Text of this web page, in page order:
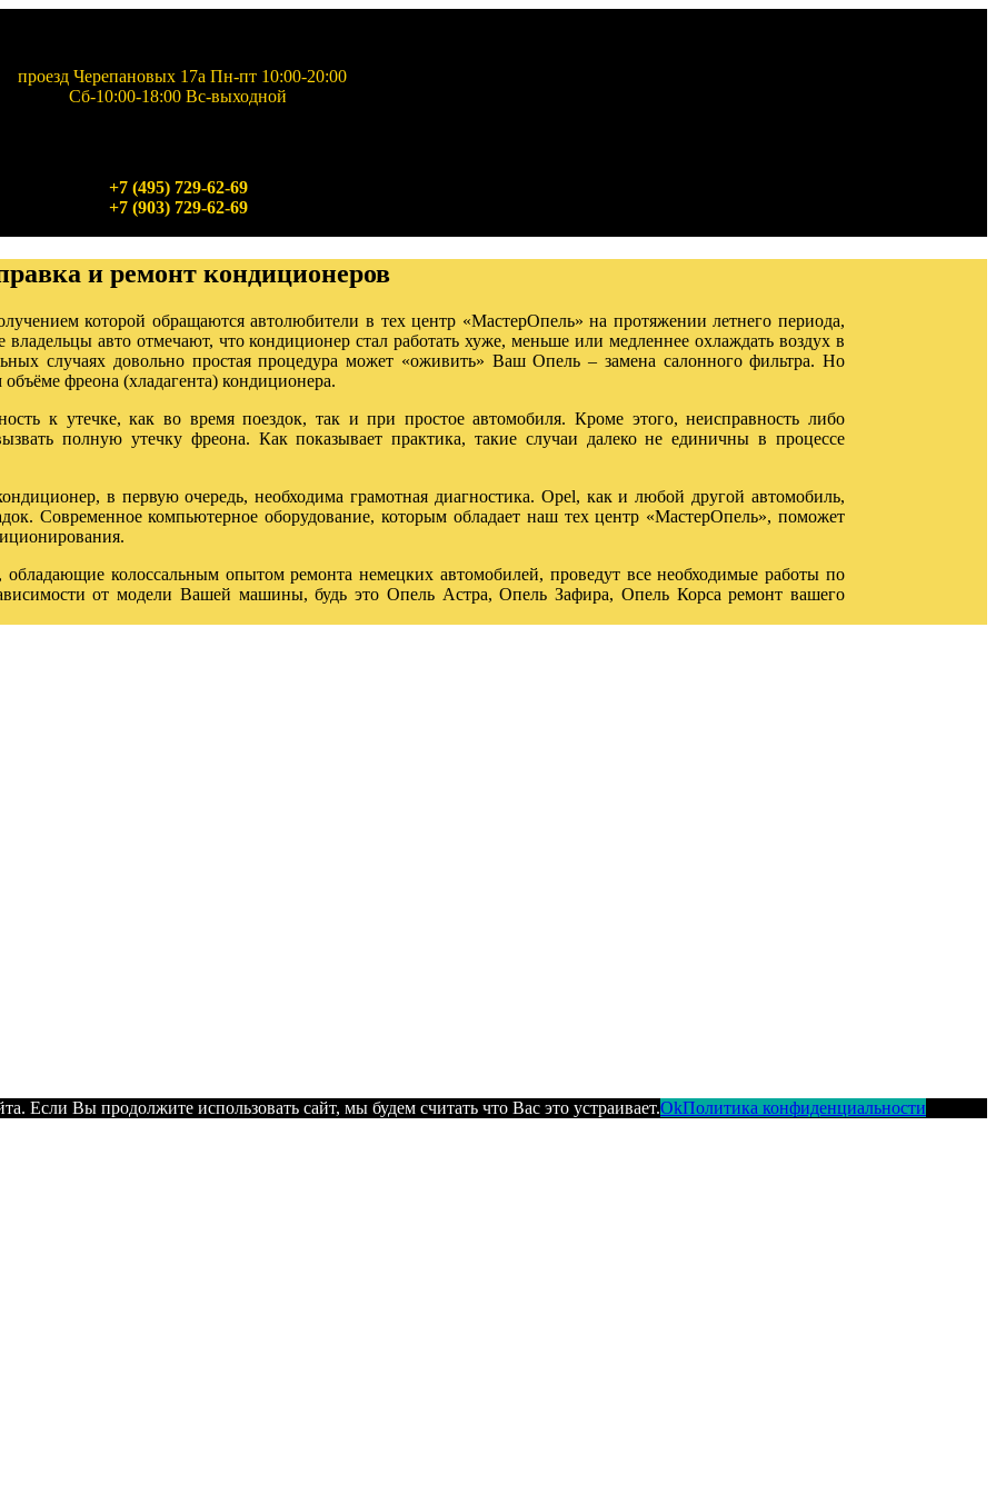
проезд Черепановых 17а Пн-пт 10:00-20:00
Сб-10:00-18:00 Вc-выходной
+7 (495) 729-62-69
+7 (903) 729-62-69
и ремонт кондиционеров
которой обращаются автолюбители в тех центр «МастерОпель» на протяжении летнего периода,
авто отмечают, что кондиционер стал работать хуже, меньше или медленнее охлаждать воздух в
случаях довольно простая процедура может «оживить» Ваш Опель – замена салонного фильтра. Но
фреона (хладагента) кондиционера.
к утечке, как во время поездок, так и при простое автомобиля. Кроме этого, неисправность либо
полную утечку фреона. Как показывает практика, такие случаи далеко не единичны в процессе
в первую очередь, необходима грамотная диагностика. Opel, как и любой другой автомобиль,
Современное компьютерное оборудование, которым обладает наш тех центр «МастерОпель», поможет
колоссальным опытом ремонта немецких автомобилей, проведут все необходимые работы по
от модели Вашей машины, будь это Опель Астра, Опель Зафира, Опель Корса ремонт вашего
Если Вы продолжите использовать сайт, мы будем считать что Вас это устраивает.OkПолитика конфиденциальности